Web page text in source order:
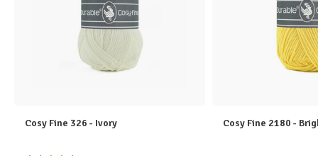
Cosy Fine 326 - Ivory Cosy Fine 2180 -